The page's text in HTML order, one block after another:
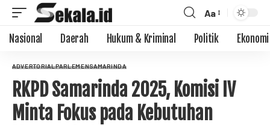
Aa
Nasional Daerah Hukum & Kriminal Politik Ekonomi
ADVERTORIALPARLEMENSAMARINDA
RKPD Samarinda 2025, Komisi IV
Minta Fokus pada Kebutuhan